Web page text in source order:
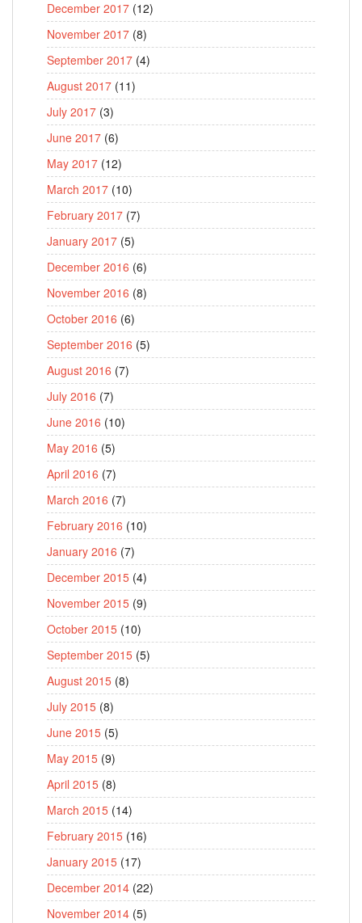
December 2017 (12)
November 2017 (8)
September 2017 (4)
August 2017 (11)
July 2017 (3)
June 2017 (6)
May 2017 (12)
March 2017 (10)
February 2017 (7)
January 2017 (5)
December 2016 (6)
November 2016 (8)
October 2016 (6)
September 2016 (5)
August 2016 (7)
July 2016 (7)
June 2016 (10)
May 2016 (5)
April 2016 (7)
March 2016 (7)
February 2016 (10)
January 2016 (7)
December 2015 (4)
November 2015 (9)
October 2015 (10)
September 2015 (5)
August 2015 (8)
July 2015 (8)
June 2015 (5)
May 2015 (9)
April 2015 (8)
March 2015 (14)
February 2015 (16)
January 2015 (17)
December 2014 (22)
November 2014 (5)